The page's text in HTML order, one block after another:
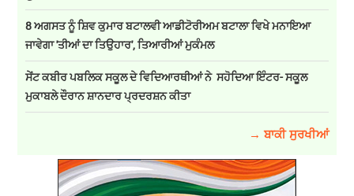
8 ਅਗਸਤ ਨੂੰ ਸ਼ਿਵ ਕੁਮਾਰ ਬਟਾਲਵੀ ਆਡੀਟੋਰੀਅਮ ਬਟਾਲਾ ਵਿਖੇ ਮਨਾਇਆ
ਜਾਵੇਗਾ 'ਤੀਆਂ ਦਾ ਤਿਉਹਾਰ', ਤਿਆਰੀਆਂ ਮੁਕੰਮਲ
ਸੇਂਟ ਕਬੀਰ ਪਬਲਿਕ ਸਕੂਲ ਦੇ ਵਿਦਿਆਰਥੀਆਂ ਨੇ ਸਹੋਦਿਆ ਇੰਟਰ- ਸਕੂਲ
ਮੁਕਾਬਲੇ ਦੌਰਾਨ ਸ਼ਾਨਦਾਰ ਪ੍ਰਦਰਸ਼ਨ ਕੀਤਾ
→ ਬਾਕੀ ਸੁਰਖੀਆਂ